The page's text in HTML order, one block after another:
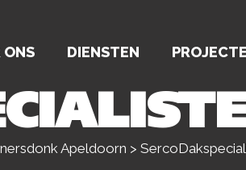
ONS DIENSTEN
Apeldoorn >